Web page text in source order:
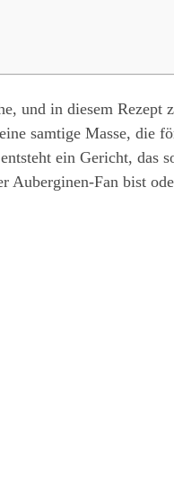
und in diesem Rezept
samtige Masse, die
ein Gericht, das
Fan bist